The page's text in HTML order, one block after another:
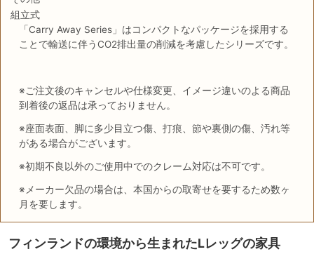
組立式
「Carry Away Series」はコンパクトなパッケージを採用する
ことで輸送に伴うCO2排出量の削減を考慮したシリーズです。
※ご注文後のキャンセルや仕様変更、イメージ違いのよる商品
到着後の返品は承っておりません。
※座面表面、脚に多少目立つ傷、打痕、節や裏側の傷、汚れ等
がある場合がございます。
※初期不良以外のご使用中でのクレーム対応は不可です。
※メーカー欠品の場合は、本国からの取寄せを要するため数ヶ
月を要します。
フィンランドの環境から生まれたLレッグの家具